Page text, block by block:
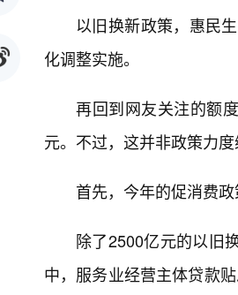
以旧换新政策，惠民
化调整实施。
再回到网友关注的额
元。不过，这并非政策力
首先，今年的促消费
除了2500亿元的以旧
中，服务业经营主体贷款